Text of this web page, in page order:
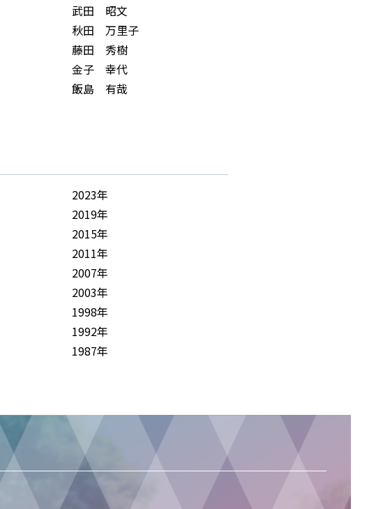
武田 昭文
秋田 万里子
藤田 秀樹
金子 幸代
飯島 有哉
2023年
2019年
2015年
2011年
2007年
2003年
1998年
1992年
1987年